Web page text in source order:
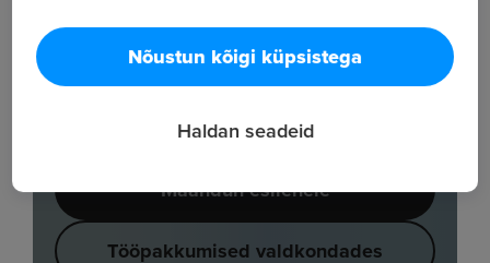
Nõustun kõigi küpsistega
Haldan seadeid